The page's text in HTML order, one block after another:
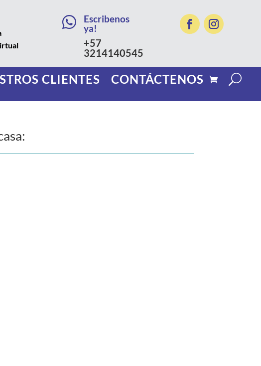

Escribenos
ya!
+57
3214140545
CLIENTES CONTÁCTENOS